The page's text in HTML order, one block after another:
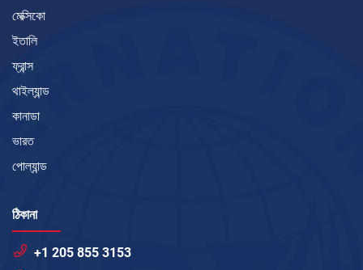
মেক্সিকো
ইতালি
ফ্রান্স
থাইল্যান্ড
কানাডা
ভারত
পোল্যান্ড
ঠিকানা
+1 205 855 3153